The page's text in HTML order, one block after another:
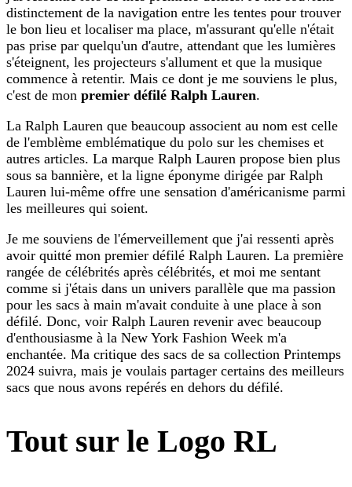
distinctement de la navigation entre les tentes pour trouver
le bon lieu et localiser ma place, m'assurant qu'elle n'était
pas prise par quelqu'un d'autre, attendant que les lumières
s'éteignent, les projecteurs s'allument et que la musique
commence à retentir. Mais ce dont je me souviens le plus,
c'est de mon premier défilé Ralph Lauren.
La Ralph Lauren que beaucoup associent au nom est celle
de l'emblème emblématique du polo sur les chemises et
autres articles. La marque Ralph Lauren propose bien plus
sous sa bannière, et la ligne éponyme dirigée par Ralph
Lauren lui-même offre une sensation d'américanisme parmi
les meilleures qui soient.
Je me souviens de l'émerveillement que j'ai ressenti après
avoir quitté mon premier défilé Ralph Lauren. La première
rangée de célébrités après célébrités, et moi me sentant
comme si j'étais dans un univers parallèle que ma passion
pour les sacs à main m'avait conduite à une place à son
défilé. Donc, voir Ralph Lauren revenir avec beaucoup
d'enthousiasme à la New York Fashion Week m'a
enchantée. Ma critique des sacs de sa collection Printemps
2024 suivra, mais je voulais partager certains des meilleurs
sacs que nous avons repérés en dehors du défilé.
Tout sur le Logo RL